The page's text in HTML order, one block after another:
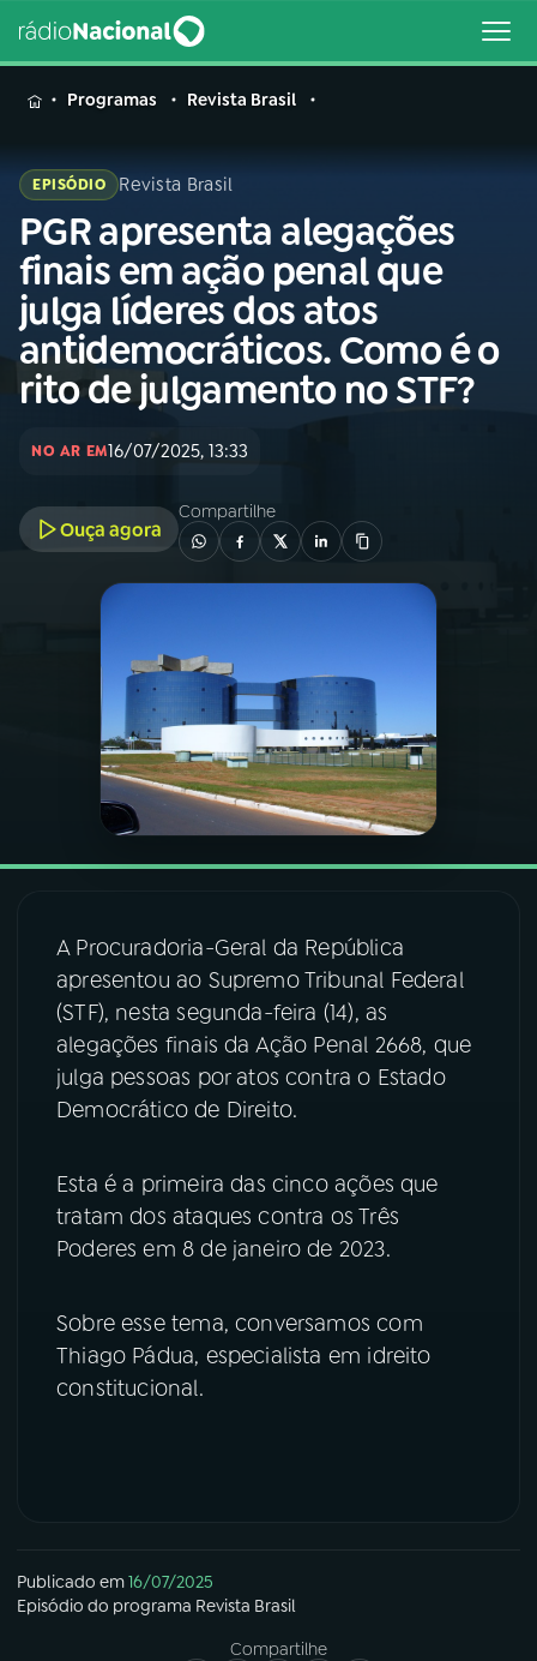
MENU
Buscar
na
Rádio
Nacional
Buscar
AO VIVO
PROGRAMAÇÃO
PROGRAMAS
PODCASTS
VIDEOCASTS
08FESTIVAL DE MÚSICA
ACOMPANHE A RÁDIO NACIONAL
YouTube Facebook
Instagram X
TikTok
Programas Revista Brasil
EPISÓDIO Revista Brasil
PGR apresenta alegações
finais em ação penal que
julga líderes dos atos
antidemocráticos. Como é o
rito de julgamento no STF?
NO AR EM16/07/2025, 13:33
Ouça agora
Compartilhe
A Procuradoria-Geral da República
apresentou ao Supremo Tribunal Federal
(STF), nesta segunda-feira (14), as
alegações finais da Ação Penal 2668, que
julga pessoas por atos contra o Estado
Democrático de Direito.
Esta é a primeira das cinco ações que
tratam dos ataques contra os Três
Poderes em 8 de janeiro de 2023.
Sobre esse tema, conversamos com
Thiago Pádua, especialista em idreito
constitucional.
Publicado em16/07/2025
Episódio do programa Revista Brasil
Compartilhe